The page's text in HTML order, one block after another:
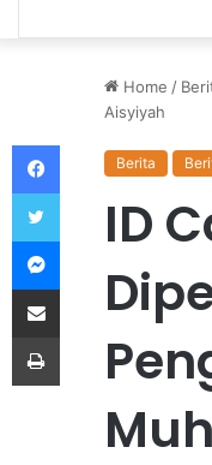
Home /
Aisyiyah
Berita
ID
Messenger